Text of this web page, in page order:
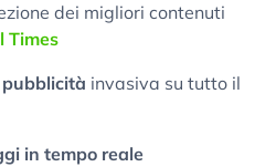
dei migliori contenuti
Times
invasiva su tutto il
in tempo reale